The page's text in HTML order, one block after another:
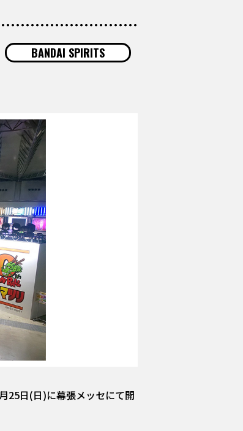
BANDAI SPIRITS
25日(日)に幕張メッセにて開